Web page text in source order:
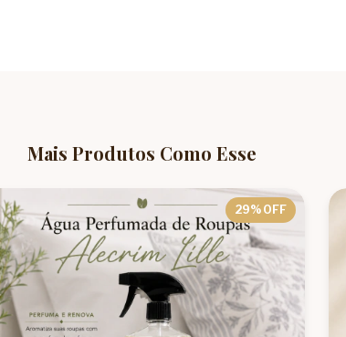
Mais Produtos Como Esse
29% OFF